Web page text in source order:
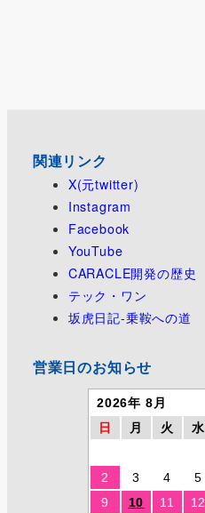
関連リンク
X(元twitter)
Instagram
Facebook
YouTube
CARACLE開発の歴史
テック・ワン
坂虎日記-乗鞍への道
営業日のお知らせ
2026年 8月
日
月 火 水
2
3 4 5
9
10 11 12